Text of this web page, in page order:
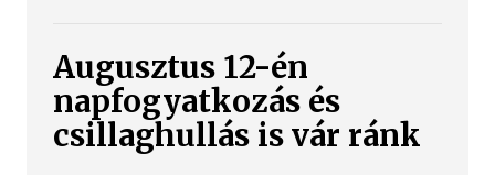
Augusztus 12-én
napfogyatkozás és
csillaghullás is vár ránk